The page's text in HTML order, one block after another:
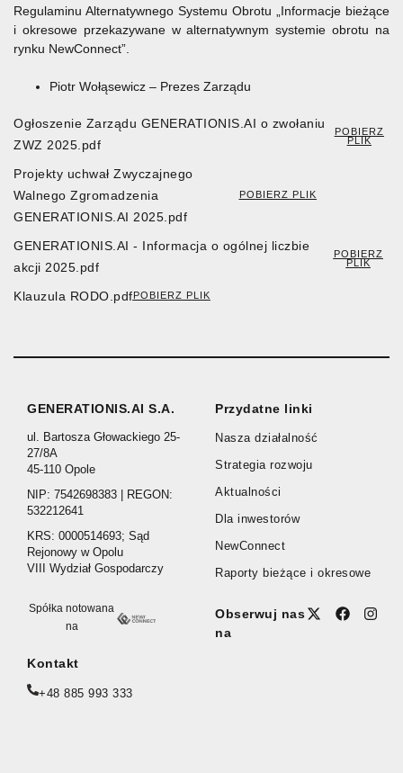
Regulaminu Alternatywnego Systemu Obrotu „Informacje bieżące
i okresowe przekazywane w alternatywnym systemie obrotu na
rynku NewConnect”.
Piotr Wołąsewicz – Prezes Zarządu
Ogłoszenie Zarządu GENERATIONIS.AI o zwołaniu
ZWZ 2025.pdf
POBIERZ
PLIK
Projekty uchwał Zwyczajnego
Walnego Zgromadzenia
GENERATIONIS.AI 2025.pdf
POBIERZ PLIK
GENERATIONIS.AI - Informacja o ogólnej liczbie
akcji 2025.pdf
POBIERZ
PLIK
Klauzula RODO.pdf POBIERZ PLIK
GENERATIONIS.AI S.A.
ul. Bartosza Głowackiego 25-
27/8A
45-110 Opole
NIP: 7542698383 | REGON:
532212641
KRS: 0000514693; Sąd
Rejonowy w Opolu
VIII Wydział Gospodarczy
Kontakt
+48 885 993 333
Spółka notowana
na
Przydatne linki
Nasza działalność
Strategia rozwoju
Aktualności
Dla inwestorów
NewConnect
Raporty bieżące i okresowe
Obserwuj nas
na